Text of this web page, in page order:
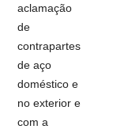
aclamação
de
contrapartes
de aço
doméstico e
no exterior e
com a